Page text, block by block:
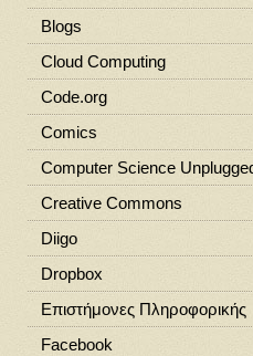
Blogs
Cloud Computing
Code.org
Comics
Computer Science
Creative Commons
Diigo
Dropbox
Eπιστήμονες Πληροφορικής
Facebook